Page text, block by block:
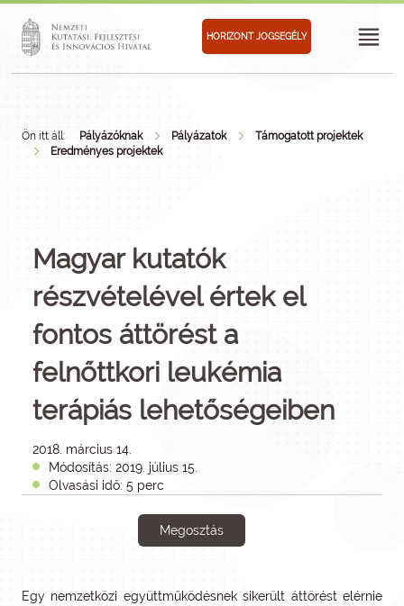
HORIZONT JOGSEGÉLY
Ön itt áll: Pályázóknak Pályázatok
Támogatott projektek
Eredményes projektek
Magyar kutatók
részvételével értek el
fontos áttörést a
felnőttkori leukémia
terápiás lehetőségeiben
2018. március 14.
Módosítás: 2019. július 15.
Olvasási idő: 5 perc
Megosztás
Egy nemzetközi együttműködésnek sikerült áttörést elérnie